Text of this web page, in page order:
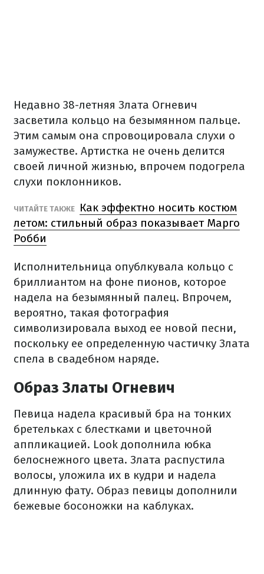
Недавно 38-летняя Злата Огневич
засветила кольцо на безымянном пальце.
Этим самым она спровоцировала слухи о
замужестве. Артистка не очень делится
своей личной жизнью, впрочем подогрела
слухи поклонников.
ЧИТАЙТЕ ТАКЖЕ
Как эффектно носить костюм
летом: стильный образ показывает Марго
Робби
Исполнительница опублкувала кольцо с
бриллиантом на фоне пионов, которое
надела на безымянный палец. Впрочем,
вероятно, такая фотография
символизировала выход ее новой песни,
поскольку ее определенную частичку Злата
спела в свадебном наряде.
Образ Златы Огневич
Певица надела красивый бра на тонких
бретельках с блестками и цветочной
аппликацией. Look дополнила юбка
белоснежного цвета. Злата распустила
волосы, уложила их в кудри и надела
длинную фату. Образ певицы дополнили
бежевые босоножки на каблуках.